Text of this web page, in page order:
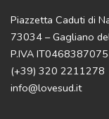
Piazzetta Caduti di
73034 – Gagliano
P.IVA
(+39) 320 2211278
info@lovesud.it